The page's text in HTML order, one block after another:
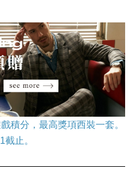
積分，最高獎項西裝一套。
止。